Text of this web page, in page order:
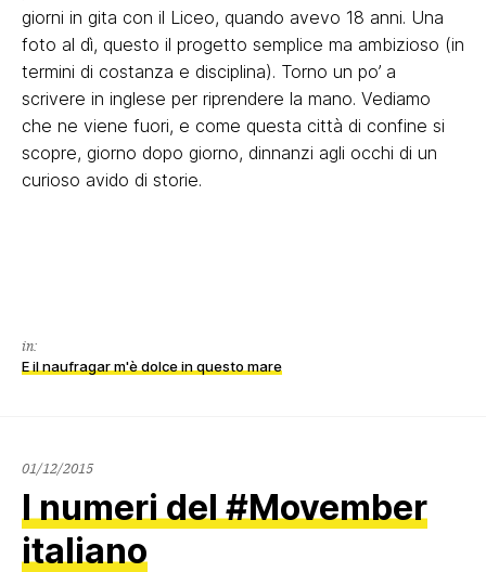
giorni in gita con il Liceo, quando avevo 18 anni. Una
foto al dì, questo il progetto semplice ma ambizioso (in
termini di costanza e disciplina). Torno un po’ a
scrivere in inglese per riprendere la mano. Vediamo
che ne viene fuori, e come questa città di confine si
scopre, giorno dopo giorno, dinnanzi agli occhi di un
curioso avido di storie.
in:
E il naufragar m'è dolce in questo mare
01/12/201502/12/2015
I numeri del #Movember
italiano